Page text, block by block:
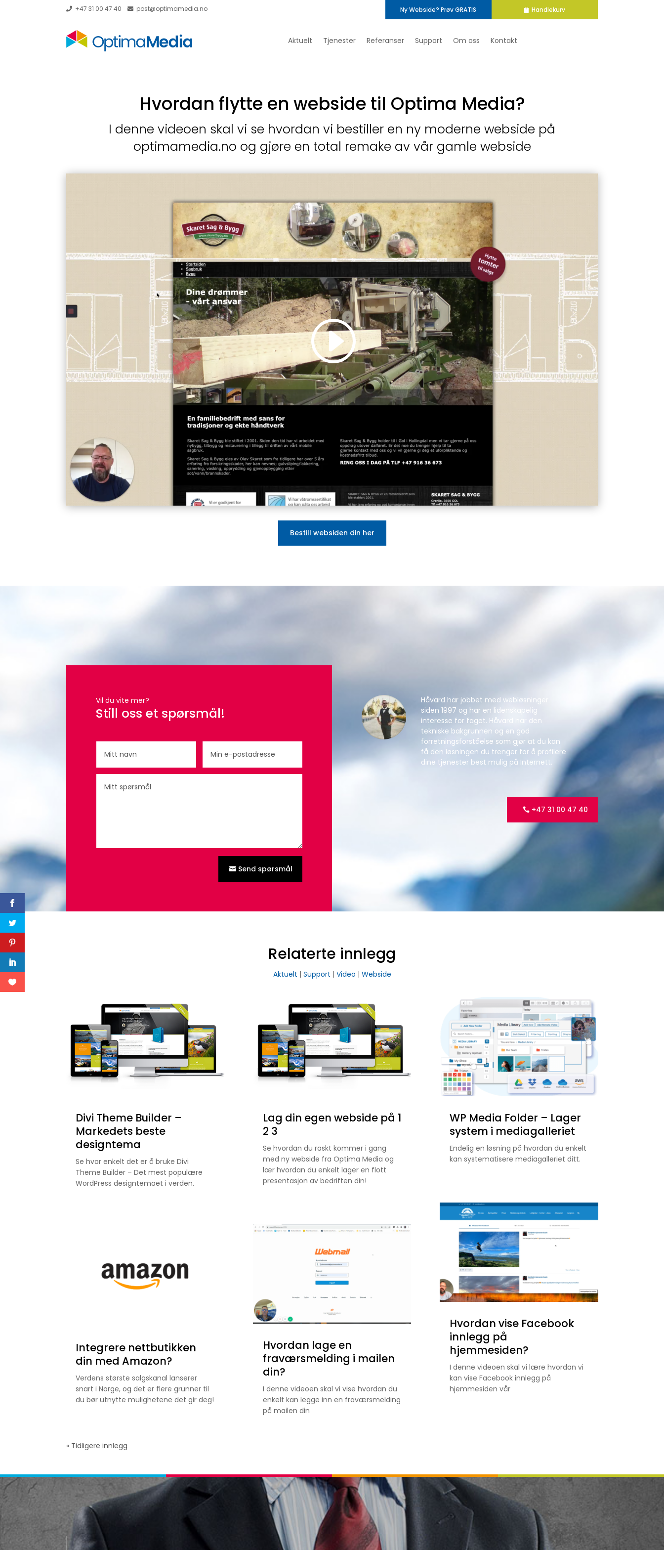
+47 31 00 47 40 post@optimamedia.no Ny Webside? Prøv GRATIS Handlekurv
Aktuelt Tjenester Referanser Support Om oss Kontakt
Hvordan flytte en webside til Optima Media?
I denne videoen skal vi se hvordan vi bestiller en ny moderne webside på
optimamedia.no og gjøre en total remake av vår gamle webside
Bestill websiden din her
Vil du vite mer?
Still oss et spørsmål!
Send spørsmål
Håvard har jobbet med webløsninger
siden 1997 og har en lidenskapelig
interesse for faget. Håvard har den
tekniske bakgrunnen og en god
forretningsforståelse som gjør at du kan
få den løsningen du trenger for å profilere
dine tjenester best mulig på Internett.
+47 31 00 47 40
Relaterte innlegg
Aktuelt | Support | Video | Webside
Divi Theme Builder –
Markedets beste
designtema
Se hvor enkelt det er å bruke Divi
Theme Builder – Det mest populære
WordPress designtemaet i verden.
Integrere nettbutikken
din med Amazon?
Verdens største salgskanal lanserer
snart i Norge, og det er flere grunner til
du bør utnytte mulighetene det gir deg!
Lag din egen webside på 1
2 3
Se hvordan du raskt kommer i gang
med ny webside fra Optima Media og
lær hvordan du enkelt lager en flott
presentasjon av bedriften din!
Hvordan lage en
fraværsmelding i mailen
din?
I denne videoen skal vi vise hvordan du
enkelt kan legge inn en fraværsmelding
på mailen din
WP Media Folder – Lager
system i mediagalleriet
Endelig en løsning på hvordan du enkelt
kan systematisere mediagalleriet ditt.
Hvordan vise Facebook
innlegg på
hjemmesiden?
I denne videoen skal vi lære hvordan vi
kan vise Facebook innlegg på
hjemmesiden vår
« Tidligere innlegg